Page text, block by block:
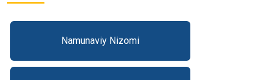
Namunaviy Nizomi